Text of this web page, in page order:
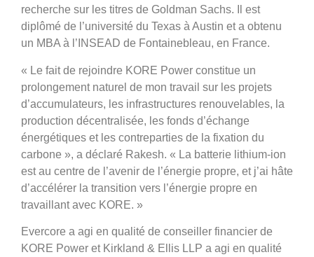
recherche sur les titres de Goldman Sachs. Il est
diplômé de l’université du Texas à Austin et a obtenu
un MBA à l’INSEAD de Fontainebleau, en France.
« Le fait de rejoindre KORE Power constitue un
prolongement naturel de mon travail sur les projets
d’accumulateurs, les infrastructures renouvelables, la
production décentralisée, les fonds d’échange
énergétiques et les contreparties de la fixation du
carbone », a déclaré Rakesh. « La batterie lithium-ion
est au centre de l’avenir de l’énergie propre, et j’ai hâte
d’accélérer la transition vers l’énergie propre en
travaillant avec KORE. »
Evercore a agi en qualité de conseiller financier de
KORE Power et Kirkland & Ellis LLP a agi en qualité